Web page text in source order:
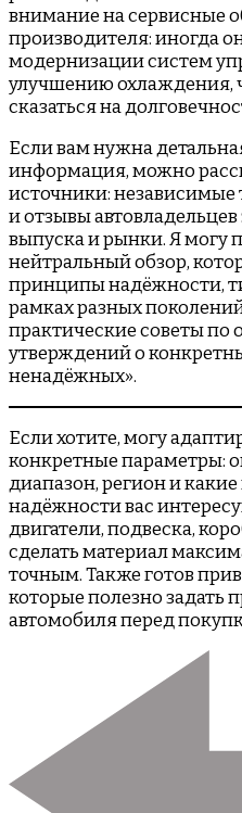
внимание на сервисные
производителя: иногда
модернизации систем
улучшению охлаждения,
сказаться на
Если вам нужна
информация, можно
источники: независимые
и отзывы
выпуска и рынки. Я могу
нейтральный обзор,
принципы надёжности,
рамках разных
практические советы
утверждений о
ненадёжных».
Если хотите, могу
конкретные параметры:
диапазон, регион и
надёжности вас
двигатели, подвеска,
сделать материал
точным. Также готов
которые полезно задать
автомобиля перед